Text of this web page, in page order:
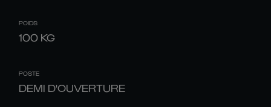
POIDS
100 KG
POSTE
DEMI D'OUVERTURE